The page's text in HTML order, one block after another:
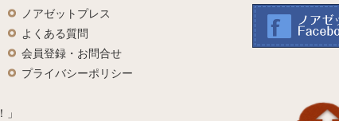
」
ノアゼットプレス
よくある質問
会員登録・お問合せ
プライバシーポリシー